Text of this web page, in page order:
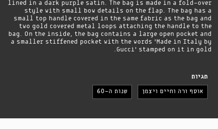
lined in a dark purple satin. The bag is made in a fold-over
style with small bow details on the flap. The bag has a
small top handle covered in the same fabric as the bag and
two gold covered metal loops attaching the handle to the
bag. On the inside, the bag contains a large open pocket and
a smaller stiffened pocket with the words 'Made in Italy by
Gucci' stamped on it in gold.
תגיות
אוסף ורה וחיים ויצמן שנות ה-60